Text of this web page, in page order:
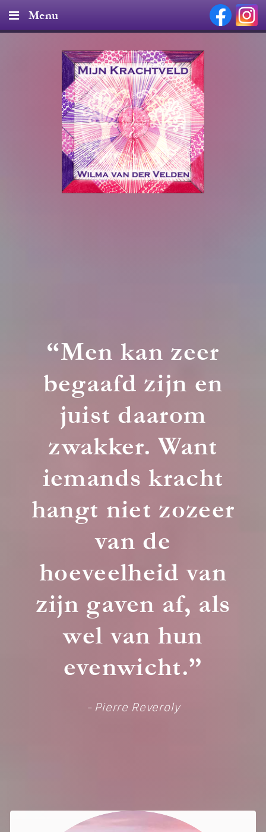
Menu
Diensten & Tarieven
Producten
“Men kan zeer
begaafd zijn en
juist daarom
zwakker. Want
iemands kracht
hangt niet zozeer
van de
hoeveelheid van
zijn gaven af, als
wel van hun
evenwicht.”
- Pierre Reveroly